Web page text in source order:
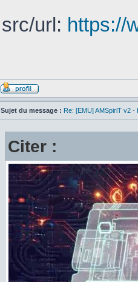
src/url: https://
Sujet du message : Re: [EMU] AMSpiriT v2 -
Citer :